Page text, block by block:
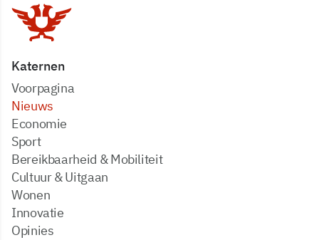
Katernen
Voorpagina
Nieuws
Economie
Sport
Bereikbaarheid & Mobiliteit
Cultuur & Uitgaan
Wonen
Innovatie
Opinies